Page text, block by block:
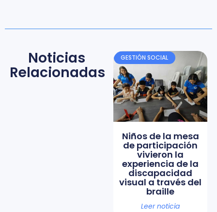
Noticias
Relacionadas
GESTIÓN SOCIAL
Niños de la mesa
de participación
vivieron la
experiencia de la
discapacidad
visual a través del
braille
Leer noticia